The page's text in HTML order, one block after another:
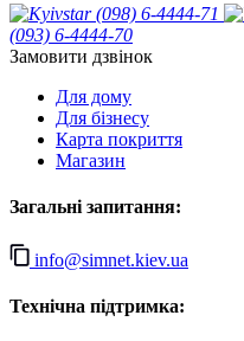
(098) 6-4444-71
(093) 6-4444-70
Замовити дзвінок
Для дому
Для бізнесу
Карта покриття
Магазин
Загальні запитання:
info@simnet.kiev.ua
Технічна підтримка: